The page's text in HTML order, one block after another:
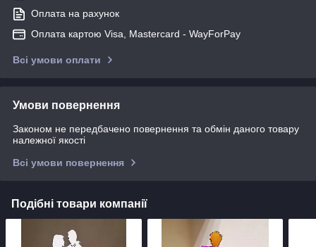
Оплата на рахунок
Оплата картою Visa, Mastercard - WayForPay
Всі умови оплати
Умови повернення
Законом не передбачено повернення та обмін даного товару
належної якості
Всі умови повернення
Подібні товари компанії